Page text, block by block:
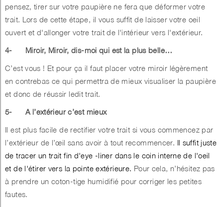
pensez, tirer sur votre paupière ne fera que déformer votre
trait. Lors de cette étape, il vous suffit de laisser votre oeil
ouvert et d'allonger votre trait de l'intérieur vers l'extérieur.
4-
Miroir, Miroir, dis-moi qui est la plus belle…
C’est vous ! Et pour ça il faut placer votre miroir légèrement
en contrebas ce qui permettra de mieux visualiser la paupière
et donc de réussir ledit trait.
5-
A l’extérieur c’est mieux
Il est plus facile de rectifier votre trait si vous commencez par
l’extérieur de l’œil sans avoir à tout recommencer. Il suffit juste
de tracer un trait fin d'eye -liner dans le coin interne de l'oeil
et de l'étirer vers la pointe extérieure. Pour cela, n’hésitez pas
à prendre un coton-tige humidifié pour corriger les petites
fautes.